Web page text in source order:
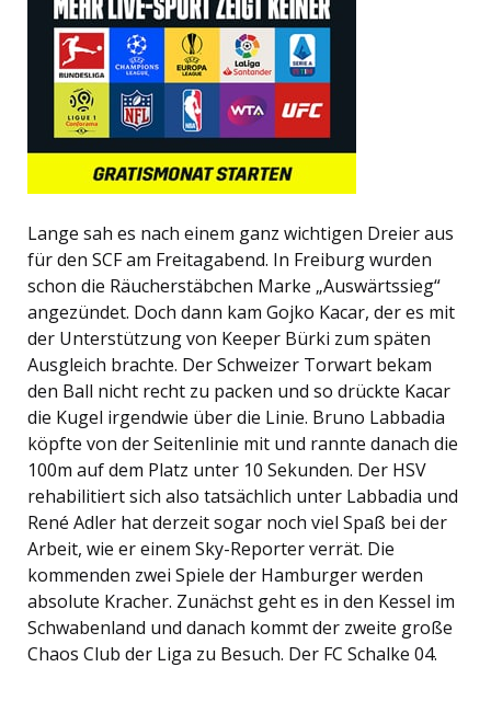
Lange sah es nach einem ganz wichtigen Dreier aus
für den SCF am Freitagabend. In Freiburg wurden
schon die Räucherstäbchen Marke „Auswärtssieg“
angezündet. Doch dann kam Gojko Kacar, der es mit
der Unterstützung von Keeper Bürki zum späten
Ausgleich brachte. Der Schweizer Torwart bekam
den Ball nicht recht zu packen und so drückte Kacar
die Kugel irgendwie über die Linie. Bruno Labbadia
köpfte von der Seitenlinie mit und rannte danach die
100m auf dem Platz unter 10 Sekunden. Der HSV
rehabilitiert sich also tatsächlich unter Labbadia und
René Adler hat derzeit sogar noch viel Spaß bei der
Arbeit, wie er einem Sky-Reporter verrät. Die
kommenden zwei Spiele der Hamburger werden
absolute Kracher. Zunächst geht es in den Kessel im
Schwabenland und danach kommt der zweite große
Chaos Club der Liga zu Besuch. Der FC Schalke 04.